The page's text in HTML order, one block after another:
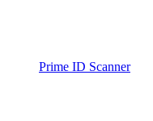
Prime ID Scanner